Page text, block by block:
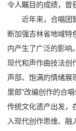
令人瞩目的成绩，曾
近年来，合唱团致
断加强吉林省地域特
内产生了广泛的影响
现代和声作曲技法创
声部、饱满的情绪展
里郎”改编创作的合
传统文化遗产出发，
入现代创作思维、融